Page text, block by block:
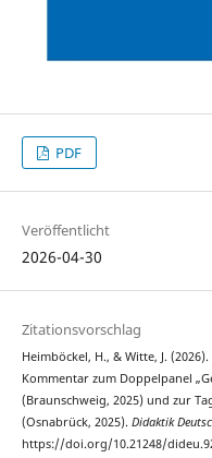
PDF
Veröffentlicht
2026-04-30
Zitationsvorschlag
Heimböckel, H., & Witte, J.
Kommentar zum Doppelpanel
(Braunschweig, 2025) und zur
(Osnabrück, 2025). Didaktik
https://doi.org/10.21248/